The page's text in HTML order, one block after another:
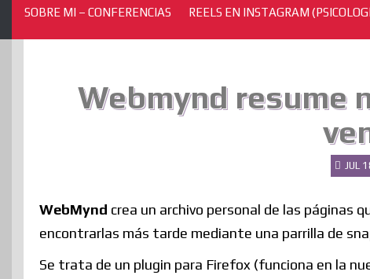
SOBRE MI – CONFERENCIAS REELS EN INSTAGRAM
Webmynd resume
JUL
WebMynd crea un archivo personal de las páginas
encontrarlas más tarde mediante una parrilla de
Se trata de un plugin para Firefox (funciona en la